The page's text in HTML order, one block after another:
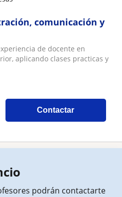
comunicación y
de docente en
aplicando clases practicas y
Contactar
podrán contactarte